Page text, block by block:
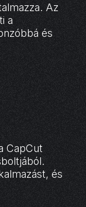
Az
a
és
CapCut
és